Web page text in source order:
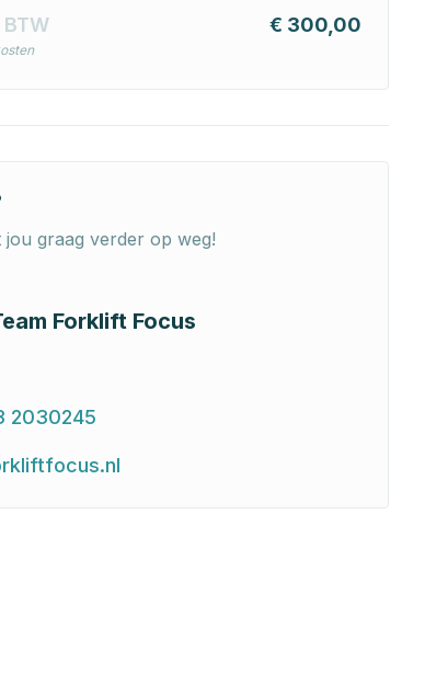
€ 300,00
jou graag verder op weg!
Forklift Focus
2030245